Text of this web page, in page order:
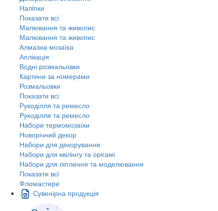
Налiпки
Показати всі
Малювання та живопис
Малювання та живопис
Алмазна мозаїка
Аплікація
Водні розмальовки
Картини за номерами
Розмальовки
Показати всі
Рукоділля та ремесло
Рукоділля та ремесло
Набори термомозаїки
Новорічний декор
Набори для декорування
Набори для квілінгу та орігамі
Набори для ліплення та моделювання
Показати всі
Фломастери
Сувенірна продукція